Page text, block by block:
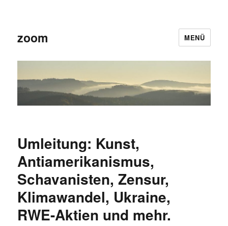
zoom MENÜ
Umleitung: Kunst,
Antiamerikanismus,
Schavanisten, Zensur,
Klimawandel, Ukraine,
RWE-Aktien und mehr.